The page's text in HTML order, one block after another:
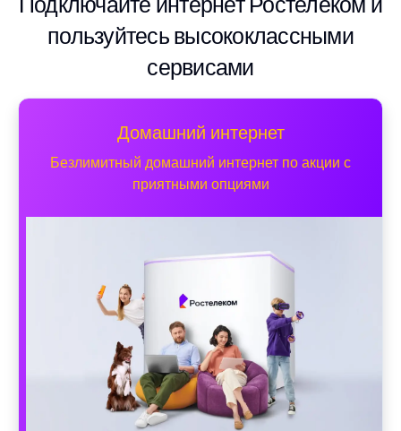
пользуйтесь высококлассными
сервисами
Домашний интернет
Безлимитный домашний интернет по акции с
приятными опциями